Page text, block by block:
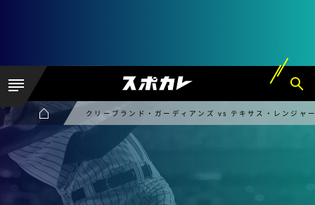
クリーブランド・ガーディアンズ vs テキサス・レンジャ